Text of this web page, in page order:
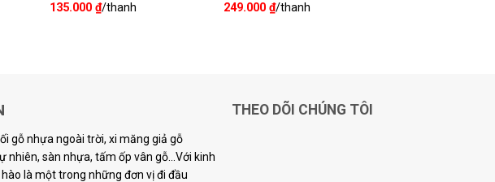
135.000 ₫/thanh 249.000₫/thanh
gỗ nhựa ngoài trời, xi măng giả gỗ
nhiên, sàn nhựa, tấm ốp vân gỗ...Với kinh
là một trong những đơn vị đi đầu
THEO DÕI CHÚNG TÔI